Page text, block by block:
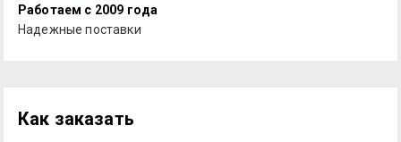
Работаем с 2009 года
Надежные поставки
Как заказать